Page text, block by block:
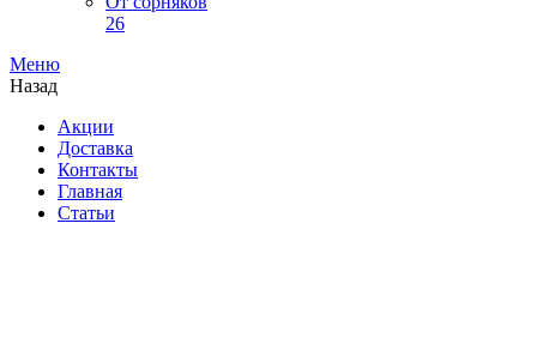
26
Меню
Назад
Акции
Доставка
Контакты
Главная
Статьи